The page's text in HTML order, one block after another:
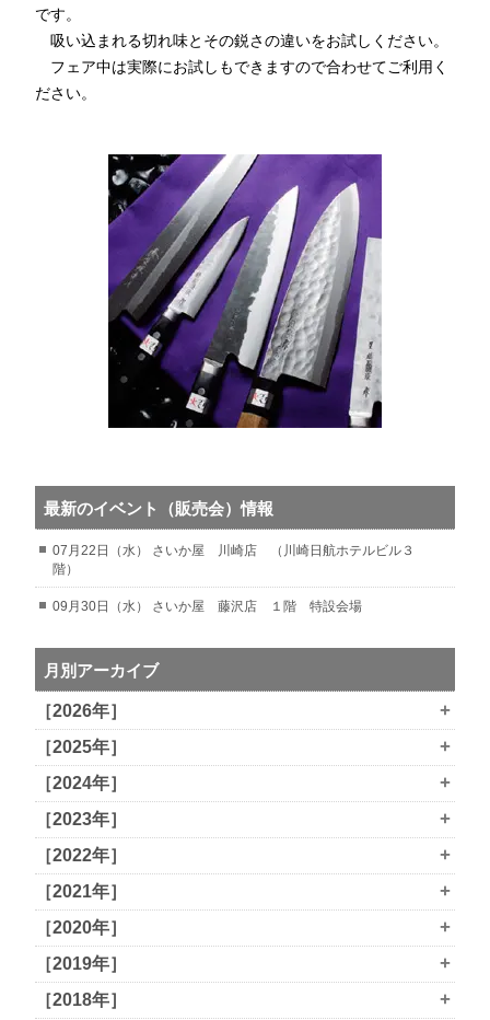
です。
吸い込まれる切れ味とその鋭さの違いをお試しください。
フェア中は実際にお試しもできますので合わせてご利用く
ださい。
最新のイベント（販売会）情報
07月22日（水） さいか屋 川崎店 （川崎日航ホテルビル３
階）
09月30日（水） さいか屋 藤沢店 １階 特設会場
月別アーカイブ
［2026年］ +
［2025年］ +
［2024年］ +
［2023年］ +
［2022年］ +
［2021年］ +
［2020年］ +
［2019年］ +
［2018年］ +